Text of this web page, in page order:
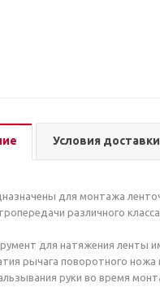
Условия доставки
для монтажа
различного
для натяжения ленты
рычага поворотного ножа
руки во время